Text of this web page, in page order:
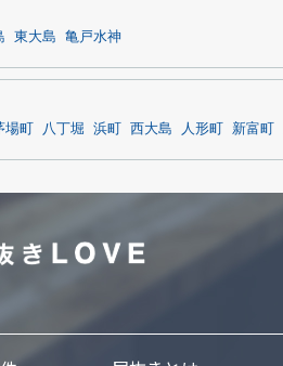
東大島 亀戸水神
場町 八丁堀 浜町 西大島 人形町 新富町